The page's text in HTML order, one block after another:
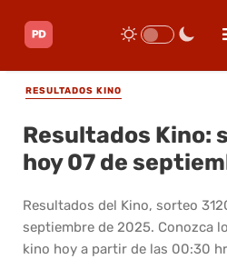
RESULTADOS KINO
Resultados Kino:
hoy 07 de
Resultados del Kino, sorteo
septiembre de 2025. Conozca
kino hoy a partir de las 00:30